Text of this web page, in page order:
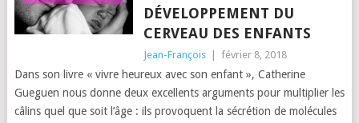
DÉVELOPPEMENT DU
CERVEAU DES ENFANTS
Jean-François février 8, 2018
Dans son livre « vivre heureux avec son enfant », Catherine
Gueguen nous donne deux excellents arguments pour multiplier les
câlins quel que soit l’âge : ils provoquent la sécrétion de molécules